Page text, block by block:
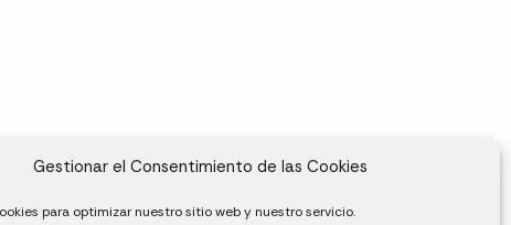
Gestionar el Consentimiento de las Cookies
para optimizar nuestro sitio web y nuestro servicio.